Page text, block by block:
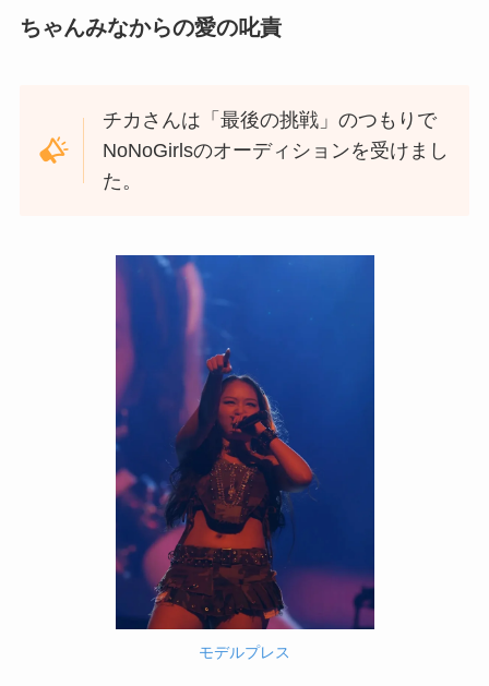
ちゃんみなからの愛の叱責
チカさんは「最後の挑戦」のつもりで
NoNoGirlsのオーディションを受けまし
た。
モデルプレス